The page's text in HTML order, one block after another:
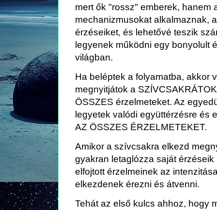
mert ők "rossz" emberek, hanem
mechanizmusokat alkalmaznak,
érzéseiket, és lehetővé teszik
legyenek működni egy bonyolult
világban.
Ha beléptek a folyamatba, akkor
megnyitjátok a
ÖSSZES érzelmeteket. Az
legyetek valódi együttérzésre és
AZ ÖSSZES ÉRZELMETEKET.
Amikor a szívcsakra elkezd
gyakran letaglózza saját
elfojtott érzelmeinek az
elkezdenek érezni és átvenni.
Tehát az első kulcs ahhoz, hogy